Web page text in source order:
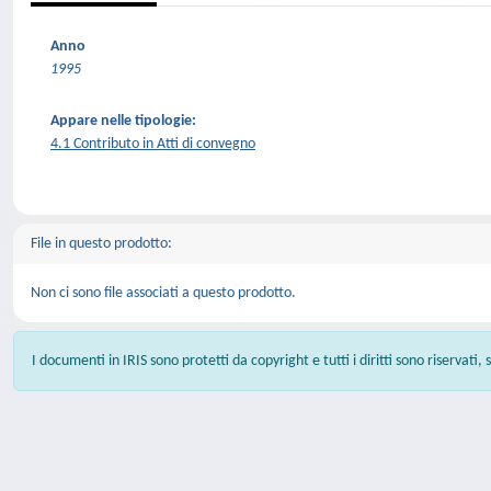
Anno
1995
Appare nelle tipologie:
4.1 Contributo in Atti di convegno
File in questo prodotto:
Non ci sono file associati a questo prodotto.
I documenti in IRIS sono protetti da copyright e tutti i diritti sono riservati,